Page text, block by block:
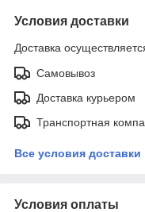
Условия доставки
Доставка
Самовывоз
Доставка курьером
Транспортная
Все условия доставки
Условия оплаты